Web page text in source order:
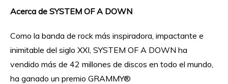
Acerca de SYSTEM OF A DOWN
Como la banda de rock más inspiradora, impactante e
inimitable del siglo XXI, SYSTEM OF A DOWN ha
vendido más de 42 millones de discos en todo el mundo,
ha ganado un premio GRAMMY®